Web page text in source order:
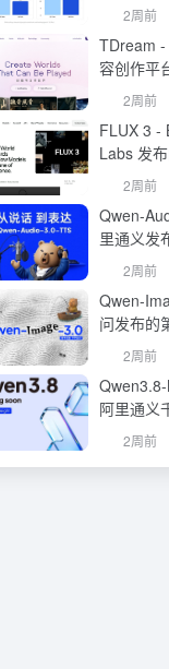
2周前
TDream -
容创作平
2周前
FLUX 3 -
Labs 发
础模型
2周前
Qwen-
里通义发
成大模型
2周前
Qwen-
问发布的
础模型
2周前
阿里通义
旗舰大模型
2周前